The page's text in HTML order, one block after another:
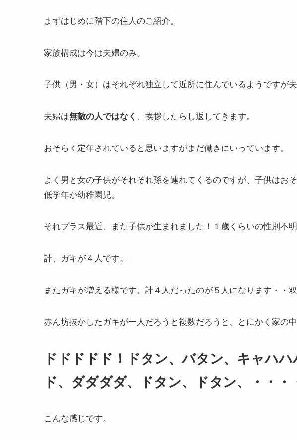
まずはじめに階下の住人のご紹介。
家族構成は今は夫婦のみ。
子供（男・女）はそれぞれ独立して近所に住んでいるようですが
夫婦は無敵の人ではなく 、挨拶したらし返してきます。
おそらく定年されていると思いますがまだ働きにいっています。
よく男と女の子供がそれぞれ孫を連れてくるのですが、子供はお
低学年か幼稚園児。
それプラス最近、また子供が生まれました！１歳くらいの性別不明
計、ガキが４人です。
またガキが増える様です。計４人だったのが５人になります・・
赤ん坊抜かしたガキが一人だろうと複数だろうと、とにかく家の
ドドドドド！ドタン、バタン、キャハ
ド、ダダダダ、ドタン、ドタン、・・・
こんな感じです。